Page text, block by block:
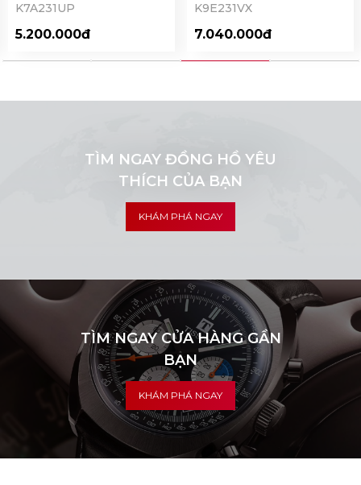
K7A231UP
5.200.000đ
K9E231VX
7.040.000đ
TÌM NGAY ĐỒNG HỒ YÊU
THÍCH CỦA BẠN
KHÁM PHÁ NGAY
TÌM NGAY CỬA HÀNG GẦN
BẠN
KHÁM PHÁ NGAY